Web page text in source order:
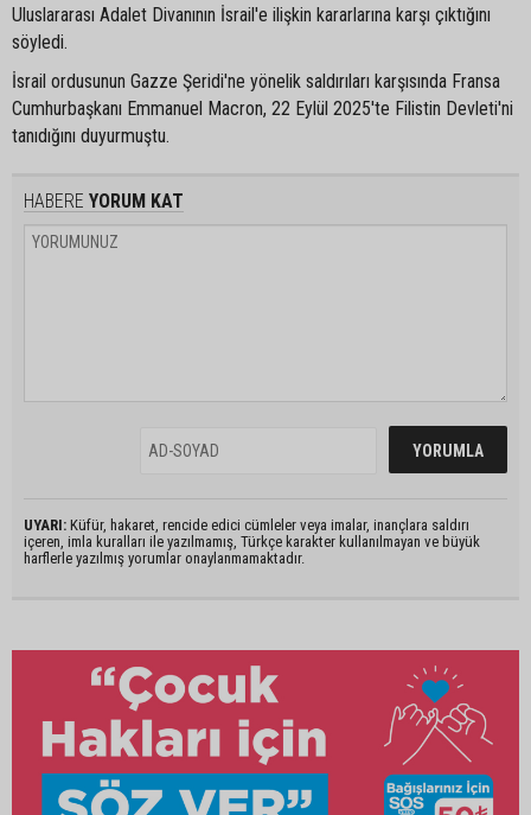
Uluslararası Adalet Divanının İsrail'e ilişkin kararlarına karşı çıktığını
söyledi.
İsrail ordusunun Gazze Şeridi'ne yönelik saldırıları karşısında Fransa
Cumhurbaşkanı Emmanuel Macron, 22 Eylül 2025'te Filistin Devleti'ni
tanıdığını duyurmuştu.
HABERE YORUM KAT
UYARI: Küfür, hakaret, rencide edici cümleler veya imalar, inançlara saldırı
içeren, imla kuralları ile yazılmamış, Türkçe karakter kullanılmayan ve büyük
harflerle yazılmış yorumlar onaylanmamaktadır.